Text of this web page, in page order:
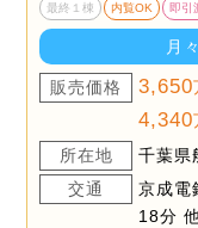
最終１棟 内覧OK 即引
月
販売価格 3,650
4,340
所在地
千葉
交通
京成電
18分